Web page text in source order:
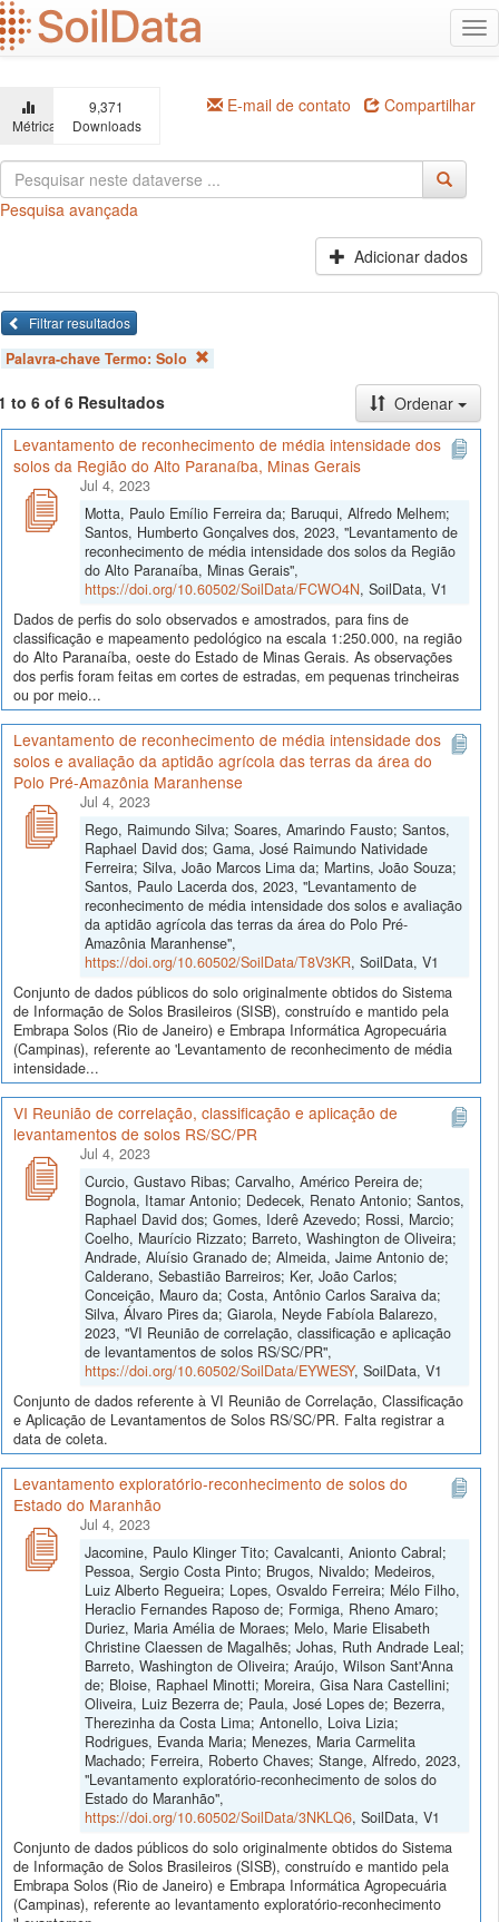
Ir
para
o
principal
Métricas
9,371
Downloads
E-mail de contato Compartilhar
Pesquisa avançada
Adicionar dados
Filtrar resultados
Palavra-chave Termo: Solo
to 6 of 6 Resultados
Ordenar
Levantamento de reconhecimento de média intensidade dos
solos da Região do Alto Paranaíba, Minas Gerais
Jul 4, 2023
Motta, Paulo Emílio Ferreira da; Baruqui, Alfredo Melhem;
Santos, Humberto Gonçalves dos, 2023, "Levantamento de
reconhecimento de média intensidade dos solos da Região
do Alto Paranaíba, Minas Gerais",
https://doi.org/10.60502/SoilData/FCWO4N, SoilData, V1
Dados de perfis do solo observados e amostrados, para fins de
classificação e mapeamento pedológico na escala 1:250.000, na região
do Alto Paranaíba, oeste do Estado de Minas Gerais. As observações
dos perfis foram feitas em cortes de estradas, em pequenas trincheiras
ou por meio...
Levantamento de reconhecimento de média intensidade dos
solos e avaliação da aptidão agrícola das terras da área do
Polo Pré-Amazônia Maranhense
Jul 4, 2023
Rego, Raimundo Silva; Soares, Amarindo Fausto; Santos,
Raphael David dos; Gama, José Raimundo Natividade
Ferreira; Silva, João Marcos Lima da; Martins, João Souza;
Santos, Paulo Lacerda dos, 2023, "Levantamento de
reconhecimento de média intensidade dos solos e avaliação
da aptidão agrícola das terras da área do Polo Pré-
Amazônia Maranhense",
https://doi.org/10.60502/SoilData/T8V3KR, SoilData, V1
Conjunto de dados públicos do solo originalmente obtidos do Sistema
de Informação de Solos Brasileiros (SISB), construído e mantido pela
Embrapa Solos (Rio de Janeiro) e Embrapa Informática Agropecuária
(Campinas), referente ao 'Levantamento de reconhecimento de média
intensidade...
VI Reunião de correlação, classificação e aplicação de
levantamentos de solos RS/SC/PR
Jul 4, 2023
Curcio, Gustavo Ribas; Carvalho, Américo Pereira de;
Bognola, Itamar Antonio; Dedecek, Renato Antonio; Santos,
Raphael David dos; Gomes, Iderê Azevedo; Rossi, Marcio;
Coelho, Maurício Rizzato; Barreto, Washington de Oliveira;
Andrade, Aluísio Granado de; Almeida, Jaime Antonio de;
Calderano, Sebastião Barreiros; Ker, João Carlos;
Conceição, Mauro da; Costa, Antônio Carlos Saraiva da;
Silva, Álvaro Pires da; Giarola, Neyde Fabíola Balarezo,
2023, "VI Reunião de correlação, classificação e aplicação
de levantamentos de solos RS/SC/PR",
https://doi.org/10.60502/SoilData/EYWESY, SoilData, V1
Conjunto de dados referente à VI Reunião de Correlação, Classificação
e Aplicação de Levantamentos de Solos RS/SC/PR. Falta registrar a
data de coleta.
Levantamento exploratório-reconhecimento de solos do
Estado do Maranhão
Jul 4, 2023
Jacomine, Paulo Klinger Tito; Cavalcanti, Anionto Cabral;
Pessoa, Sergio Costa Pinto; Brugos, Nivaldo; Medeiros,
Luiz Alberto Regueira; Lopes, Osvaldo Ferreira; Mélo Filho,
Heraclio Fernandes Raposo de; Formiga, Rheno Amaro;
Duriez, Maria Amélia de Moraes; Melo, Marie Elisabeth
Christine Claessen de Magalhẽs; Johas, Ruth Andrade Leal;
Barreto, Washington de Oliveira; Araújo, Wilson Sant'Anna
de; Bloise, Raphael Minotti; Moreira, Gisa Nara Castellini;
Oliveira, Luiz Bezerra de; Paula, José Lopes de; Bezerra,
Therezinha da Costa Lima; Antonello, Loiva Lizia;
Rodrigues, Evanda Maria; Menezes, Maria Carmelita
Machado; Ferreira, Roberto Chaves; Stange, Alfredo, 2023,
"Levantamento exploratório-reconhecimento de solos do
Estado do Maranhão",
https://doi.org/10.60502/SoilData/3NKLQ6, SoilData, V1
Conjunto de dados públicos do solo originalmente obtidos do Sistema
de Informação de Solos Brasileiros (SISB), construído e mantido pela
Embrapa Solos (Rio de Janeiro) e Embrapa Informática Agropecuária
(Campinas), referente ao levantamento exploratório-reconhecimento